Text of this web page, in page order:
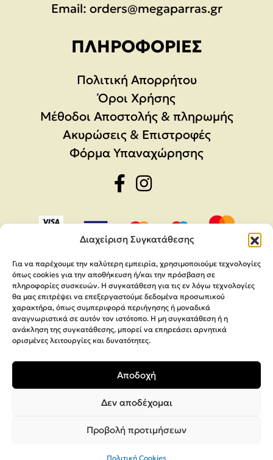
Διαχείριση Συγκατάθεσης
Για να παρέχουμε την καλύτερη εμπειρία, χρησιμοποιούμε τεχνολογίες
όπως cookies για την αποθήκευση ή/και την πρόσβαση σε
πληροφορίες συσκευών. Η συγκατάθεση για τις εν λόγω τεχνολογίες
θα μας επιτρέψει να επεξεργαστούμε δεδομένα προσωπικού
χαρακτήρα, όπως συμπεριφορά περιήγησης ή μοναδικά
αναγνωριστικά σε αυτόν τον ιστότοπο. Η μη συγκατάθεση ή η
ανάκληση της συγκατάθεσης, μπορεί να επηρεάσει αρνητικά
ορισμένες λειτουργίες και δυνατότητες.
Αποδοχή
Δεν αποδέχομαι
Προβολή προτιμήσεων
Πολιτική Cookies
Email: orders@megaparras.gr
ΠΛΗΡΟΦΟΡΊΕΣ
Πολιτική Απορρήτου
Όροι Χρήσης
Μέθοδοι Αποστολής & πληρωμής
Ακυρώσεις & Επιστροφές
Φόρμα Υπαναχώρησης
MEGA Parras
Interactive Net Solutions